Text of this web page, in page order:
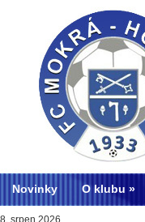
Novinky O klubu
8. srpen 2026